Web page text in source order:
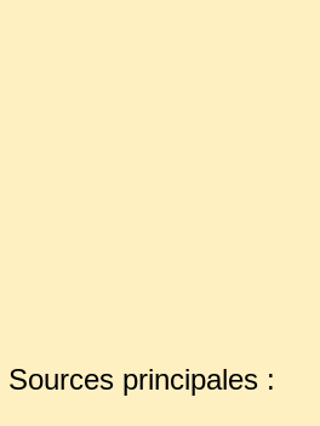
Sources principales :
son petit-fils,
créateur réputé
aux châteaux
Blois, à